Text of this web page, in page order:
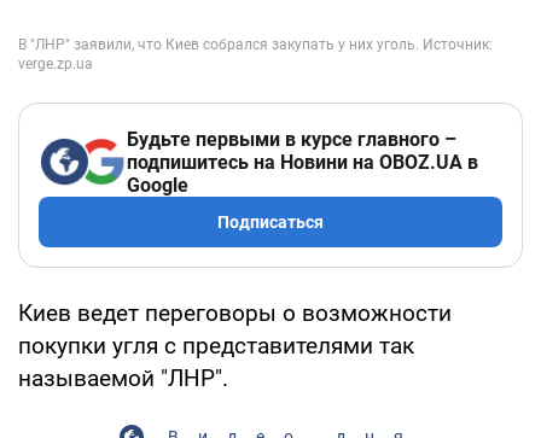
Будьте первыми в курсе главного –
подпишитесь на Новини на OBOZ.UA в
Google
Подписаться
Киев ведет переговоры о возможности
покупки угля с представителями так
называемой "ЛНР".